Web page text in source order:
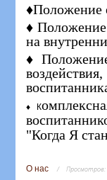
♦Положение
♦Положение
на
♦К
"Когда Я
О нас Просмотров: